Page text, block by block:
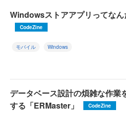
Windowsストアアプリってなん
CodeZine
モバイル Windows
データベース設計の煩雑な作業
する「ERMaster」
CodeZine